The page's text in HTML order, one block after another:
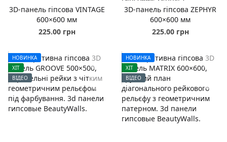
3D-панель гіпсова VINTAGE
600×600 мм
225.00 грн
3D-панель гіпсова ZEPHYR
600×600 мм
225.00 грн
НОВИНКА
ХІТ
ВІДЕО
НОВИНКА
ХІТ
ВІДЕО